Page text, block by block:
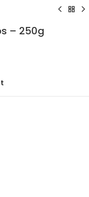
– 250g